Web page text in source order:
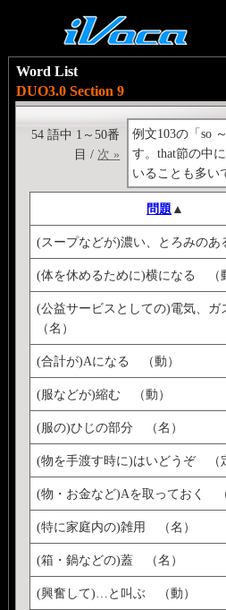
Word List
DUO3.0 Section 9
例文103の「so
す。that節の中
いることも多い
54 語中 1～50番
目 / 次 »
問題 ▲
(スープなどが)濃い、とろみのあ
(体を休めるために)横になる （
(公益サービスとしての)電気、
（名）
(合計が)Aになる （動）
(服などが)縮む （動）
(服の)ひじの部分 （名）
(物を手渡す時に)はいどうぞ （
(物・お金など)Aを取っておく （
(特に家庭内の)雑用 （名）
(箱・鍋などの)蓋 （名）
(興奮して)…と叫ぶ （動）